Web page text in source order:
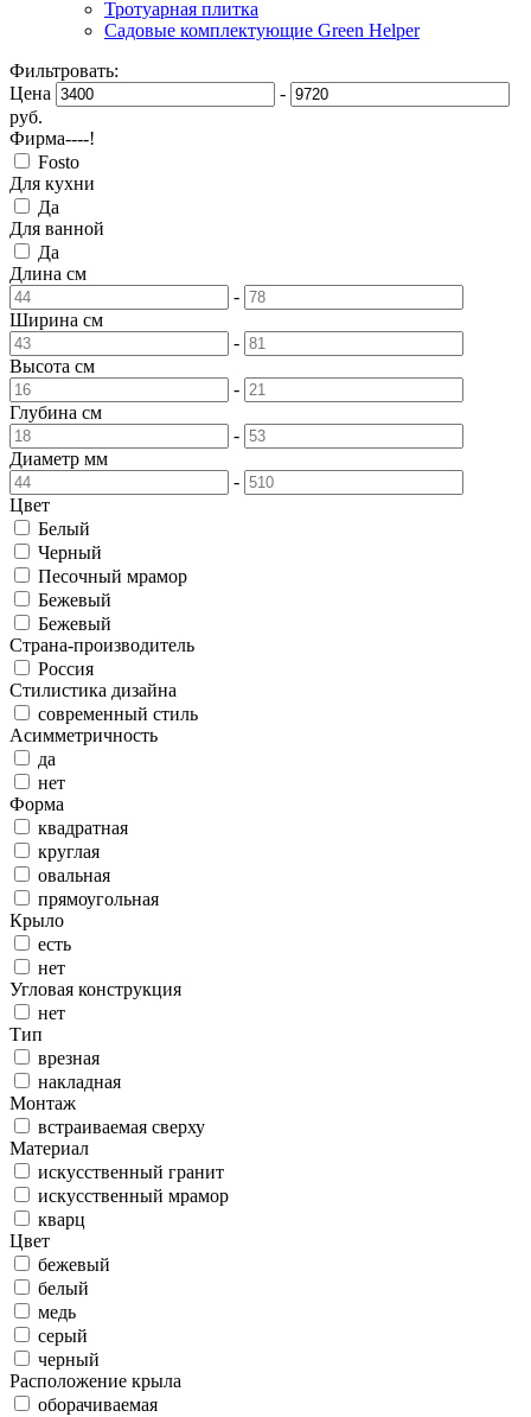
Тротуарная плитка
Садовые комплектующие Green Helper
Фильтровать:
Цена
-
руб.
Фирма----!
Fosto
Для кухни
Да
Для ванной
Да
Длина см
-
Ширина см
-
Высота см
-
Глубина см
-
Диаметр мм
-
Цвет
Белый
Черный
Песочный мрамор
Бежевый
Бежевый
Страна-производитель
Россия
Стилистика дизайна
современный стиль
Асимметричность
да
нет
Форма
квадратная
круглая
овальная
прямоугольная
Крыло
есть
нет
Угловая конструкция
нет
Тип
врезная
накладная
Монтаж
встраиваемая сверху
Материал
искусственный гранит
искусственный мрамор
кварц
Цвет
бежевый
белый
медь
серый
черный
Расположение крыла
оборачиваемая